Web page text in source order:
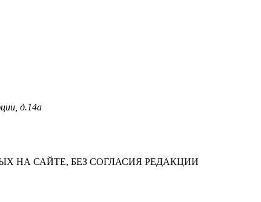
д.14а
НА САЙТЕ, БЕЗ СОГЛАСИЯ РЕДАКЦИИ